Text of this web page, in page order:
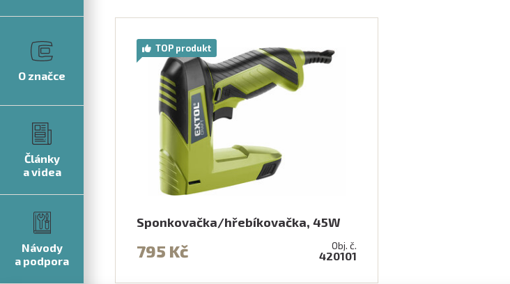
O značce
Články
a videa
Návody
a podpora
TOP produkt
Sponkovačka/hřebíkovačka, 45W
795 Kč Obj. č.
420101